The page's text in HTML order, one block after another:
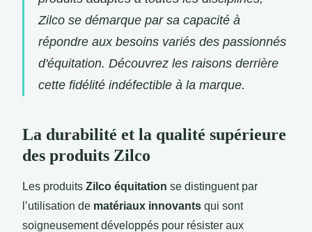
Zilco se démarque par sa capacité à
répondre aux besoins variés des passionnés
d'équitation. Découvrez les raisons derrière
cette fidélité indéfectible à la marque.
La durabilité et la qualité supérieure
des produits Zilco
Les produits Zilco équitation se distinguent par
l’utilisation de matériaux innovants qui sont
soigneusement développés pour résister aux